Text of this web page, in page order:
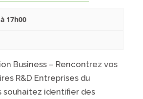
à 17h00
Business – Rencontrez vos
R&D Entreprises du
souhaitez identifier des